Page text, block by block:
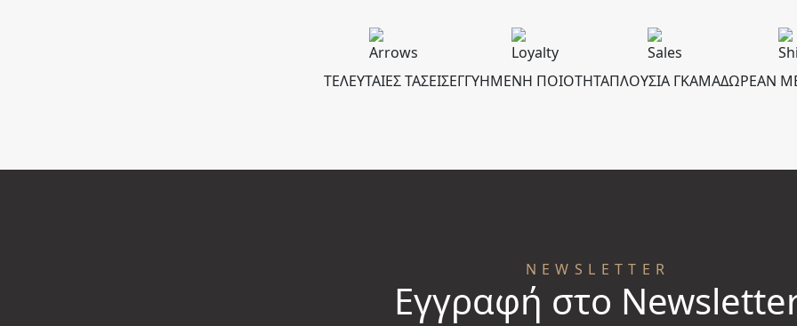
ΤΕΛΕΥΤΑΙΕΣ ΤΑΣΕΙΣΕΓΓΥΗΜΕΝΗ ΠΟΙΟΤΗΤΑΠΛΟΥΣΙΑ ΓΚΑΜΑΔΩΡΕΑΝ
NEWSLETTER
Εγγραφή στο